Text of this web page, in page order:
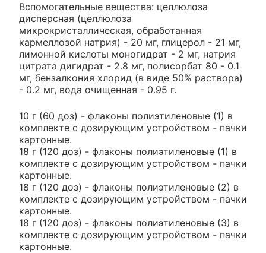
Вспомогательные вещества: целлюлоза
дисперсная (целлюлоза
микрокристаллическая, обработанная
кармеллозой натрия) - 20 мг, глицерол - 21 мг,
лимонной кислоты моногидрат - 2 мг, натрия
цитрата дигидрат - 2.8 мг, полисорбат 80 - 0.1
мг, бензалкония хлорид (в виде 50% раствора)
- 0.2 мг, вода очищенная - 0.95 г.
10 г (60 доз) - флаконы полиэтиленовые (1) в
комплекте с дозирующим устройством - пачки
картонные.
18 г (120 доз) - флаконы полиэтиленовые (1) в
комплекте с дозирующим устройством - пачки
картонные.
18 г (120 доз) - флаконы полиэтиленовые (2) в
комплекте с дозирующим устройством - пачки
картонные.
18 г (120 доз) - флаконы полиэтиленовые (3) в
комплекте с дозирующим устройством - пачки
картонные.